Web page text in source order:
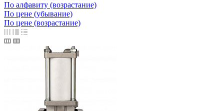
По алфавиту (возрастание)
По цене (убывание)
По цене (возрастание)